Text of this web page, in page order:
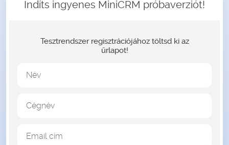
Indíts ingyenes MiniCRM próbaverziót!
Tesztrendszer regisztrációjához töltsd ki az
űrlapot!
Név
Cégnév
Email cím